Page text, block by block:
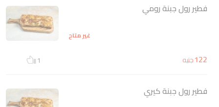
فطير رول جبنة رومي
غير متاح
122جنيه 1
فطير رول جبنة كيري